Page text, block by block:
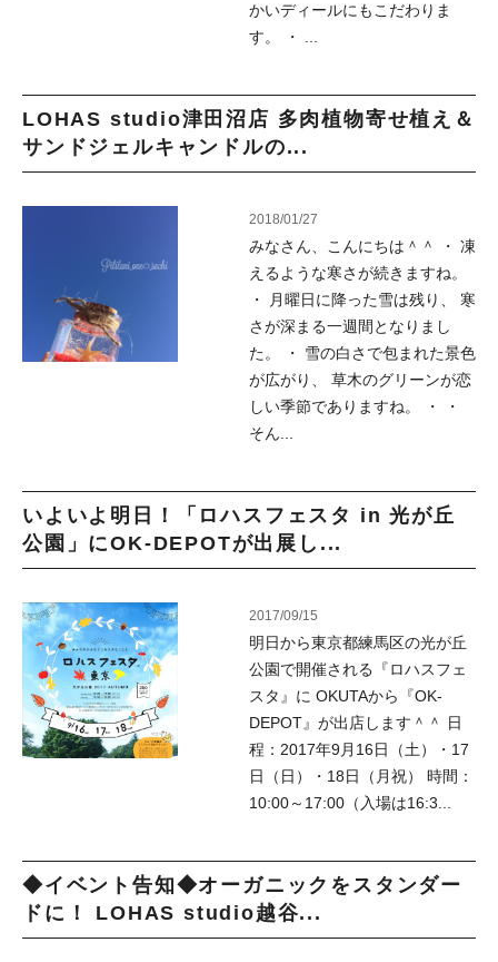
かいディールにもこだわりま
す。 ・ ...
LOHAS studio津田沼店 多肉植物寄せ植え＆
サンドジェルキャンドルの...
2018/01/27
みなさん、こんにちは＾＾ ・ 凍
えるような寒さが続きますね。
・ 月曜日に降った雪は残り、 寒
さが深まる一週間となりまし
た。 ・ 雪の白さで包まれた景色
が広がり、 草木のグリーンが恋
しい季節でありますね。 ・ ・
そん...
いよいよ明日！「ロハスフェスタ in 光が丘
公園」にOK-DEPOTが出展し...
2017/09/15
明日から東京都練馬区の光が丘
公園で開催される『ロハスフェ
スタ』に OKUTAから『OK-
DEPOT』が出店します＾＾ 日
程：2017年9月16日（土）・17
日（日）・18日（月祝） 時間：
10:00～17:00（入場は16:3...
◆イベント告知◆オーガニックをスタンダー
ドに！ LOHAS studio越谷...